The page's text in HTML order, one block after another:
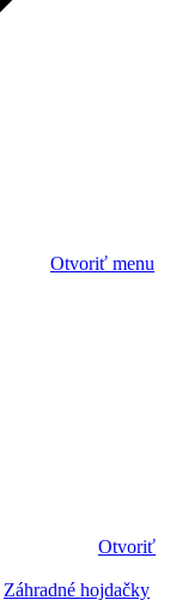
Otvoriť menu
Otvoriť
Záhradné hojdačky